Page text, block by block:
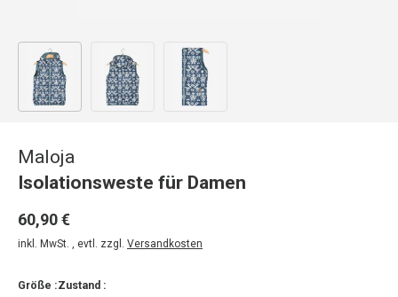
Bild 1 in Galerieansicht laden
Maloja
Isolationsweste für Damen
60,90 €
inkl. MwSt. , evtl. zzgl. Versandkosten
Größe :Zustand :